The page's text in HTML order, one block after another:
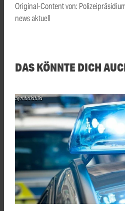
Original-Content von:
news aktuell
DAS KÖNNTE DICH
Symboldbild